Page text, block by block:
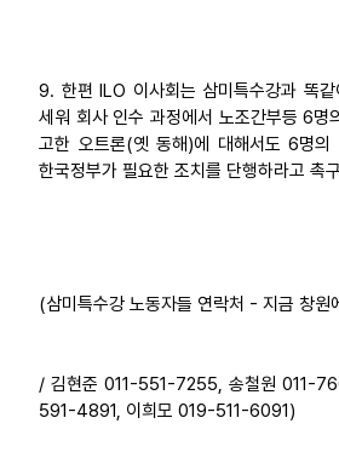
9. 한편 ILO 이사회는 삼미특수강과 똑
세워 회사 인수 과정에서 노조간부등 6명
고한 오트론(옛 동해)에 대해서도 6명의
한국정부가 필요한 조치를 단행하라고 촉
(삼미특수강 노동자들 연락처 - 지금 창원
/ 김현준 011-551-7255, 송철원 011-
591-4891, 이희모 019-511-6091)